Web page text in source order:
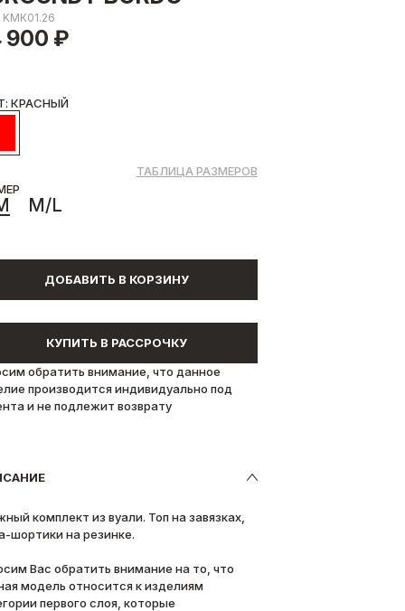
KМК01.26
900 ₽
ДОБАВИТЬ В КОРЗИНУ
КУПИТЬ В РАССРОЧКУ
обратить внимание, что данное
производится индивидуально под
и не подлежит возврату
M/L
КРАСНЫЙ
ТАБЛИЦА РАЗМЕРОВ
комплект из вуали. Топ на завязках,
шортики на резинке.
Вас обратить внимание на то, что
модель относится к изделиям
первого слоя, которые